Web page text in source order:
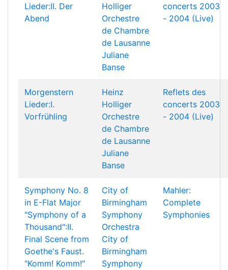
Lieder:II. Der
Abend
Holliger
Orchestre
de Chambre
de Lausanne
Juliane
Banse
concerts 2003
- 2004 (Live)
Morgenstern
Lieder:I.
Vorfrühling
Heinz
Holliger
Orchestre
de Chambre
de Lausanne
Juliane
Banse
Reflets des
concerts 2003
- 2004 (Live)
Symphony No. 8
in E-Flat Major
"Symphony of a
Thousand":II.
Final Scene from
Goethe's Faust.
"Komm! Komm!"
City of
Birmingham
Symphony
Orchestra
City of
Birmingham
Symphony
Mahler:
Complete
Symphonies